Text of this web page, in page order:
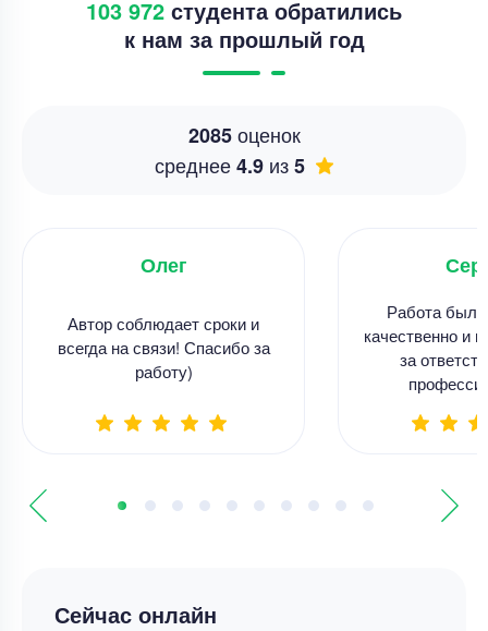
Сейчас онлайн
103 972 студента обратились
к нам за прошлый год
2085оценок
среднее4.9 из5
Олег
Автор соблюдает сроки и
всегда на связи! Спасибо за
работу)
Работа
качественно и
за